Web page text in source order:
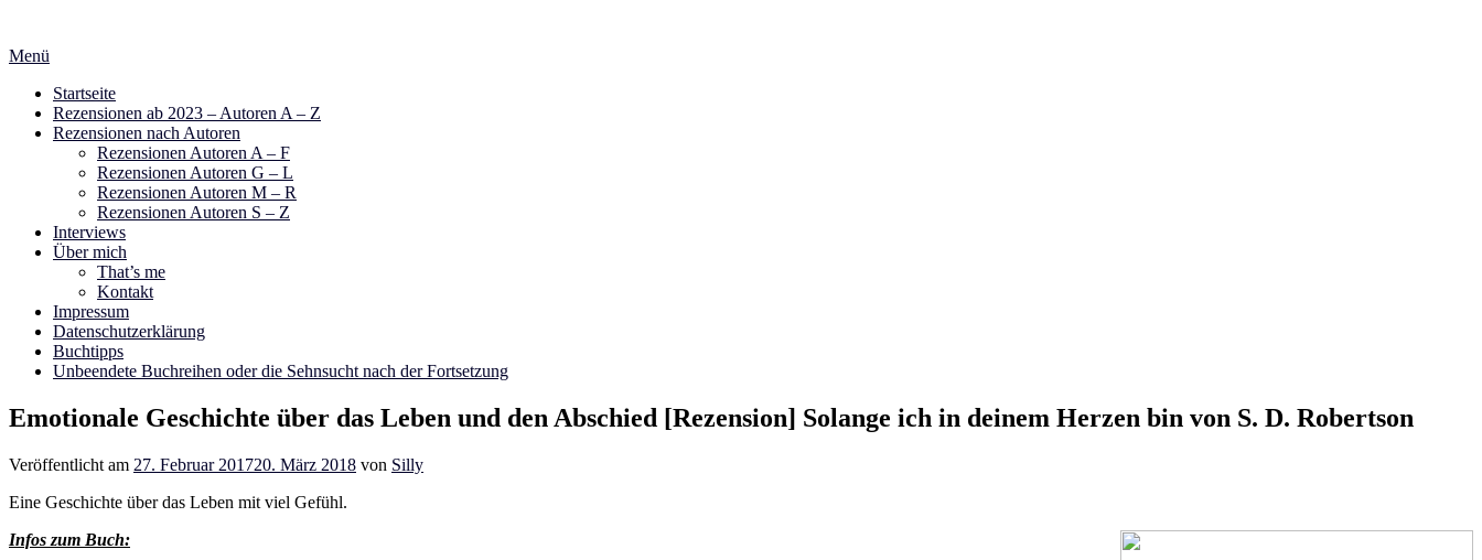
springen
Menü
Startseite
Rezensionen ab 2023 – Autoren A – Z
Rezensionen nach Autoren
Rezensionen Autoren A – F
Rezensionen Autoren G – L
Rezensionen Autoren M – R
Rezensionen Autoren S – Z
Interviews
Über mich
That’s me
Kontakt
Impressum
Datenschutzerklärung
Buchtipps
Unbeendete Buchreihen oder die Sehnsucht nach der Fortsetzung
Emotionale Geschichte über das Leben und den Abschied [Rezension] Solange ich in deinem Herzen bin von S. D. Robertson
Veröffentlicht am 27. Februar 201720. März 2018 von Silly
Eine Geschichte über das Leben mit viel Gefühl.
Infos zum Buch: